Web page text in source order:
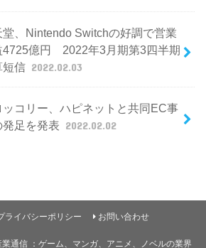
堂、Nintendo Switchの好調で営業
4725億円 2022年3月期第3四半期
短信 2022.02.03
ッコリー、ハピネットと共同EC事
発足を発表 2022.02.02
ライバシーポリシー お問い合わせ
業通信 ：ゲーム、マンガ、アニメ、ノベルの業界